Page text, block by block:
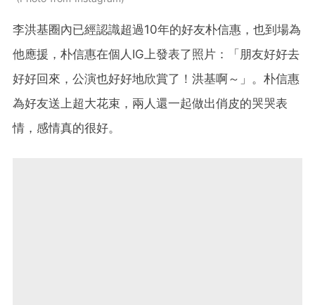
李洪基圈內已經認識超過10年的好友朴信惠，也到場為
他應援，朴信惠在個人IG上發表了照片：「朋友好好去
好好回來，公演也好好地欣賞了！洪基啊～」。朴信惠
為好友送上超大花束，兩人還一起做出俏皮的哭哭表
情，感情真的很好。